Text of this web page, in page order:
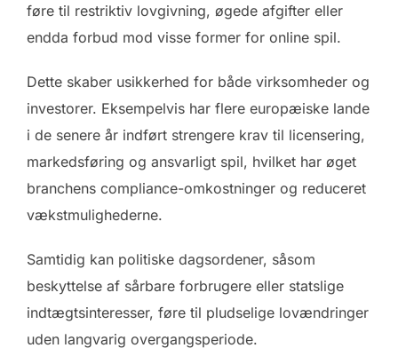
føre til restriktiv lovgivning, øgede afgifter eller
endda forbud mod visse former for online spil.
Dette skaber usikkerhed for både virksomheder og
investorer. Eksempelvis har flere europæiske lande
i de senere år indført strengere krav til licensering,
markedsføring og ansvarligt spil, hvilket har øget
branchens compliance-omkostninger og reduceret
vækstmulighederne.
Samtidig kan politiske dagsordener, såsom
beskyttelse af sårbare forbrugere eller statslige
indtægtsinteresser, føre til pludselige lovændringer
uden langvarig overgangsperiode.